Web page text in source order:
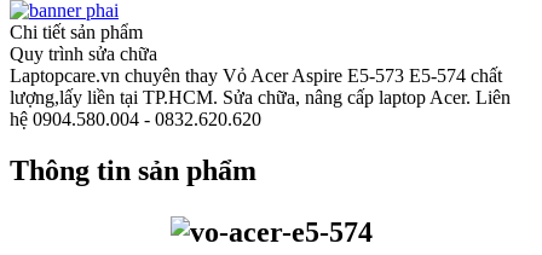
Chi tiết sản phẩm
Quy trình sửa chữa
Laptopcare.vn chuyên thay Vỏ Acer Aspire E5-573 E5-574 chất
lượng,lấy liền tại TP.HCM. Sửa chữa, nâng cấp laptop Acer. Liên
hệ 0904.580.004 - 0832.620.620
Thông tin sản phẩm